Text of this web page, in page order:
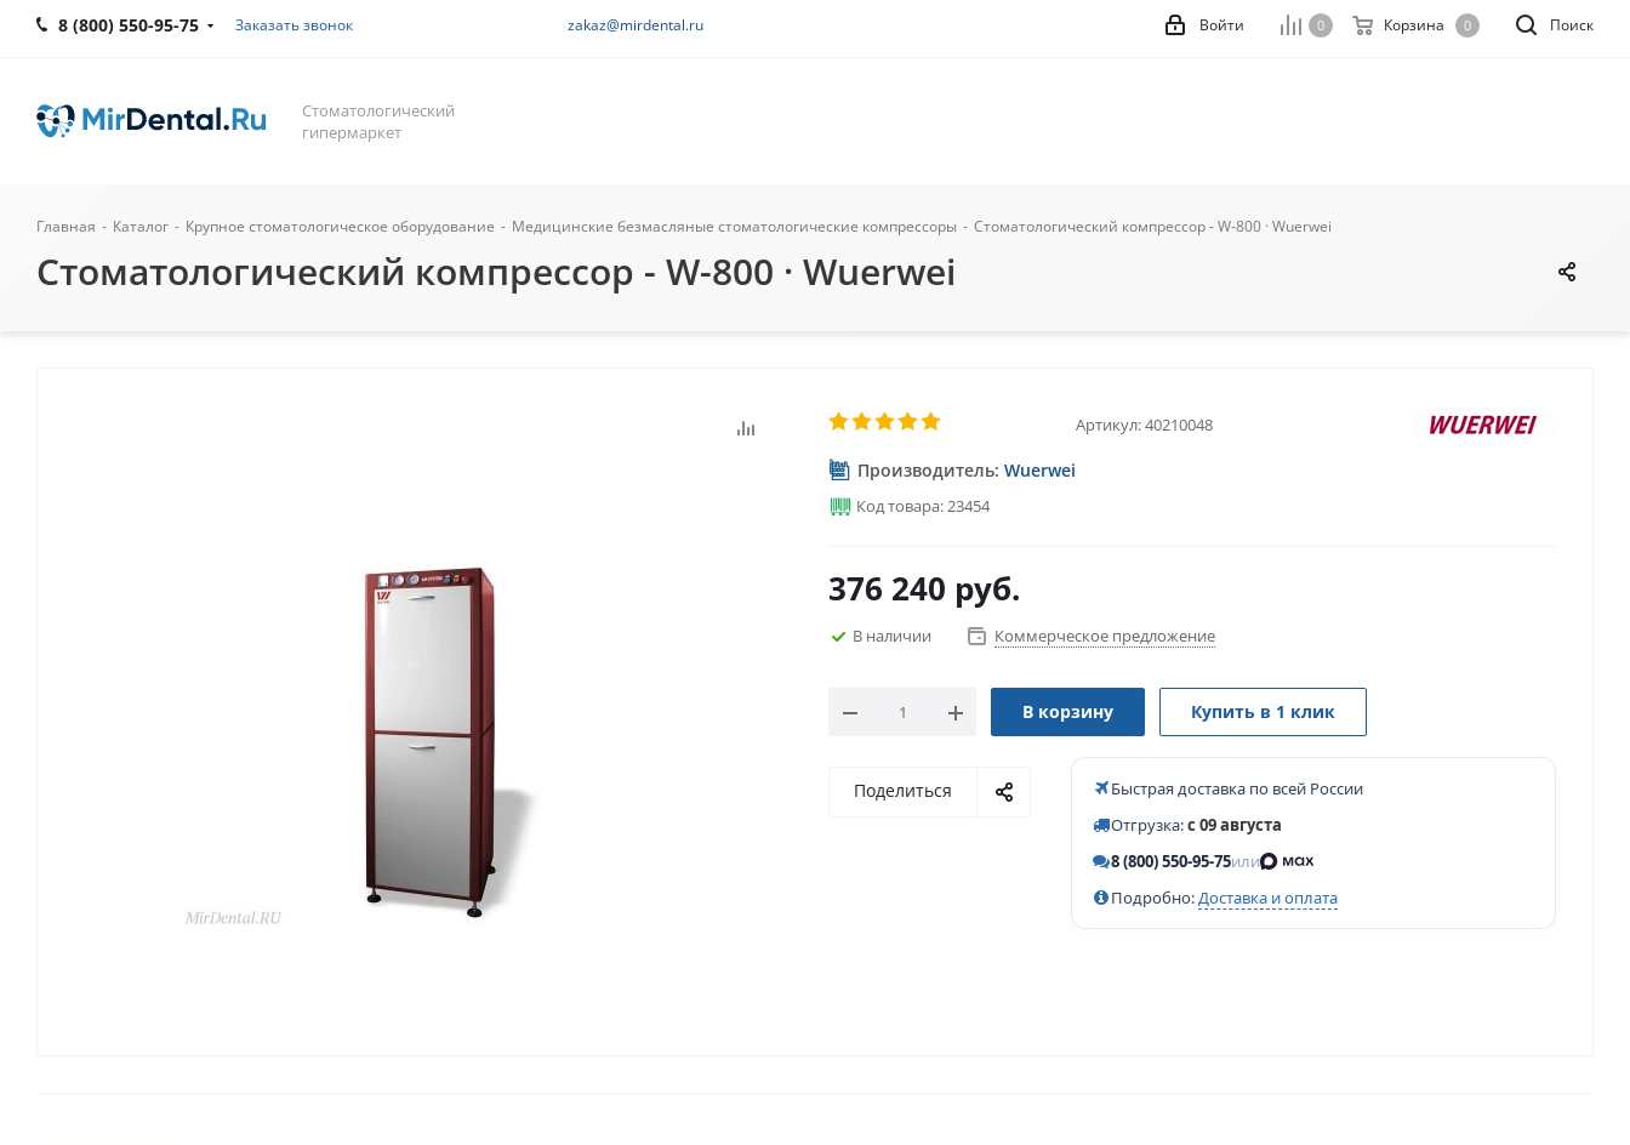
8 (800) 550-95-75 Заказать звонок zakaz@mirdental.ru Поиск
0 Корзина 0
Войти
Стоматологический
гипермаркет
Главная - Каталог - Крупное стоматологическое оборудование - Медицинские безмасляные стоматологические компрессоры - Стоматологический компрессор - W-800 · Wuerwei
Стоматологический компрессор - W-800 · Wuerwei
Артикул:40210048
Производитель: Wuerwei
Код товара: 23454
376 240 руб.
В наличии Коммерческое предложение
В корзину Купить в 1 клик
Поделиться
Быстрая доставка по всей России
Отгрузка:с 09 августа
8 (800) 550-95-75или
Подробно:Доставка и оплата